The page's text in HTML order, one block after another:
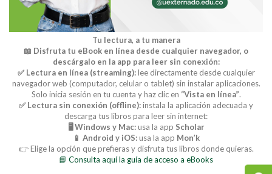
Tu lectura, a tu manera
📖 Disfruta tu eBook en línea desde cualquier navegador, o
descárgalo en la app para leer sin conexión:
✅ Lectura en línea (streaming):lee directamente desde cualquier
navegador web (computador, celular o tablet) sin instalar aplicaciones.
Solo inicia sesión en tu cuenta y haz clic en “Vista en línea”.
✅ Lectura sin conexión (offline):instala la aplicación adecuada y
descarga tus libros para leer sin internet:
🖥️ Windows y Mac:usa la app Scholar
📱 Android y iOS:usa la app Mon’k
👉 Elige la opción que prefieras y disfruta tus libros donde quieras.
📘 Consulta aquí la guía de acceso a eBooks